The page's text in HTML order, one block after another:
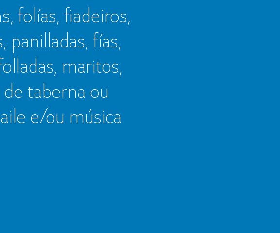
folías, fiadeiros,
panilladas, fías,
maritos,
taberna ou
e/ou música